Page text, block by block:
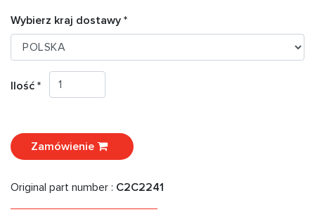
Wybierz kraj dostawy *
Ilość *
Zamówienie
Original part number : C2C2241